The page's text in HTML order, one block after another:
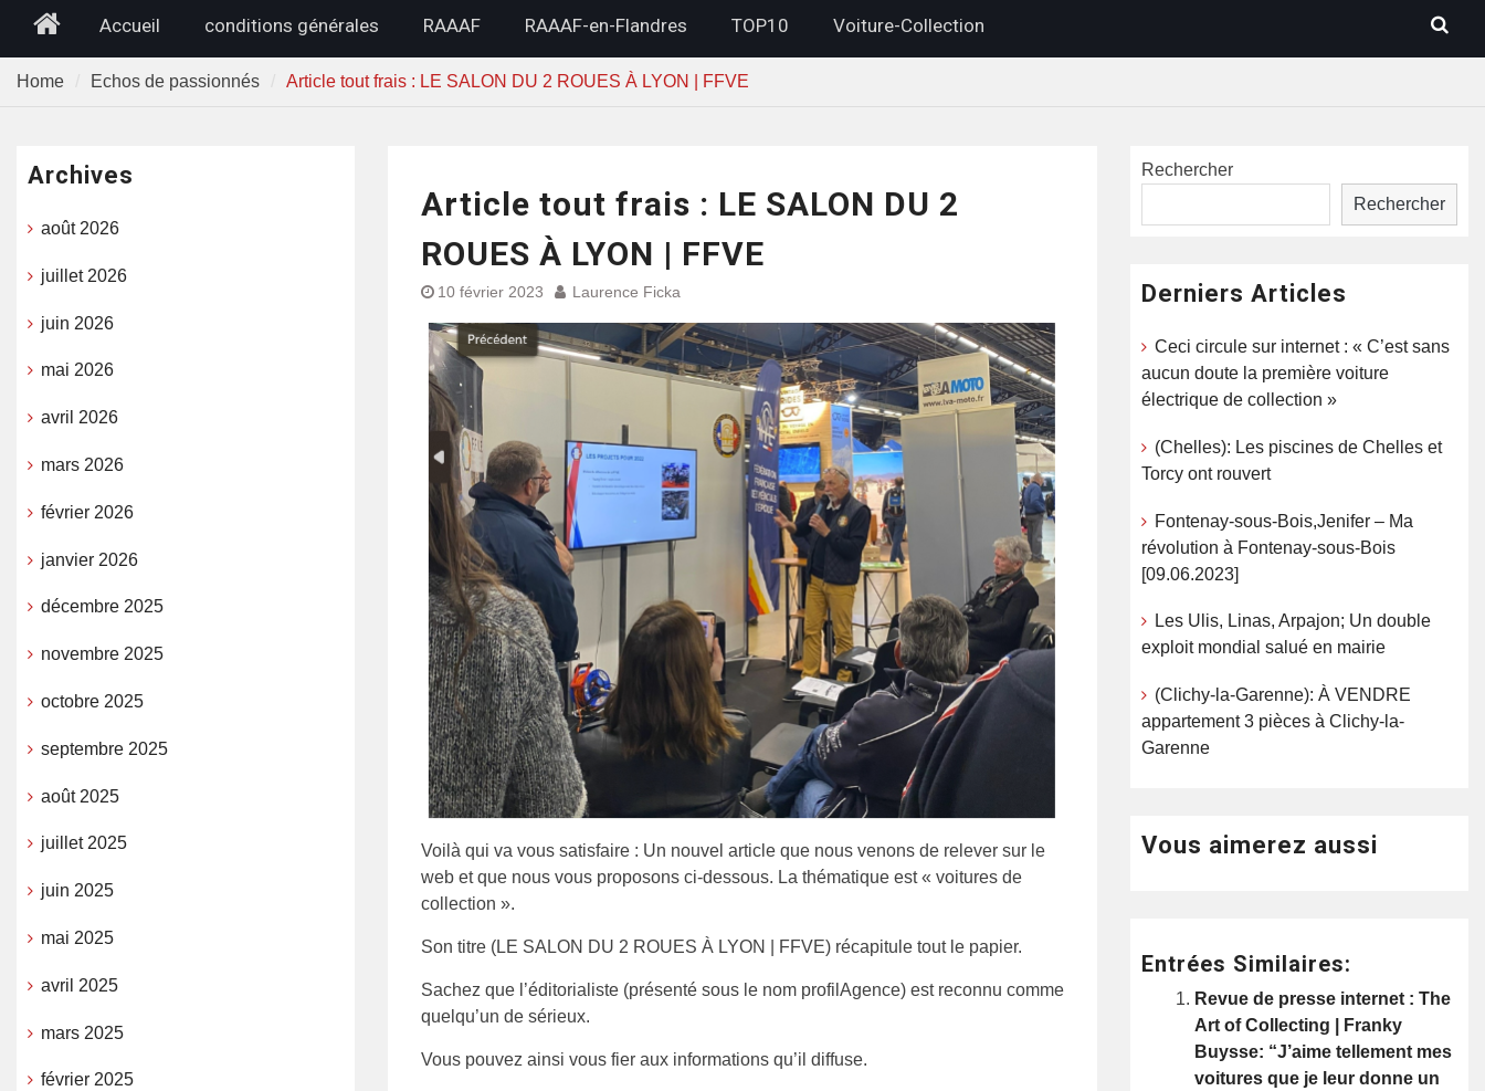
HomeAccueil conditions générales RAAAF RAAAF-en-Flandres TOP10 Voiture-Collection
Home Echos de passionnés Article tout frais : LE SALON DU 2 ROUES À LYON | FFVE
Article tout frais : LE SALON DU 2
ROUES À LYON | FFVE
10 février 2023 Laurence Ficka
Voilà qui va vous satisfaire : Un nouvel article que nous venons de relever sur le
web et que nous vous proposons ci-dessous. La thématique est « voitures de
collection ».
Son titre (LE SALON DU 2 ROUES À LYON | FFVE) récapitule tout le papier.
Sachez que l’éditorialiste (présenté sous le nom profilAgence) est reconnu comme
quelqu’un de sérieux.
Vous pouvez ainsi vous fier aux informations qu’il diffuse.
Rechercher
Rechercher
Derniers Articles
Ceci circule sur internet : « C’est sans
aucun doute la première voiture
électrique de collection »
(Chelles): Les piscines de Chelles et
Torcy ont rouvert
Fontenay-sous-Bois,Jenifer – Ma
révolution à Fontenay-sous-Bois
[09.06.2023]
Les Ulis, Linas, Arpajon; Un double
exploit mondial salué en mairie
(Clichy-la-Garenne): À VENDRE
appartement 3 pièces à Clichy-la-
Garenne
Vous aimerez aussi
Entrées Similaires:
Revue de presse internet : The
Art of Collecting | Franky
Buysse: “J’aime tellement mes
voitures que je leur donne un
Archives
août 2026
juillet 2026
juin 2026
mai 2026
avril 2026
mars 2026
février 2026
janvier 2026
décembre 2025
novembre 2025
octobre 2025
septembre 2025
août 2025
juillet 2025
juin 2025
mai 2025
avril 2025
mars 2025
février 2025